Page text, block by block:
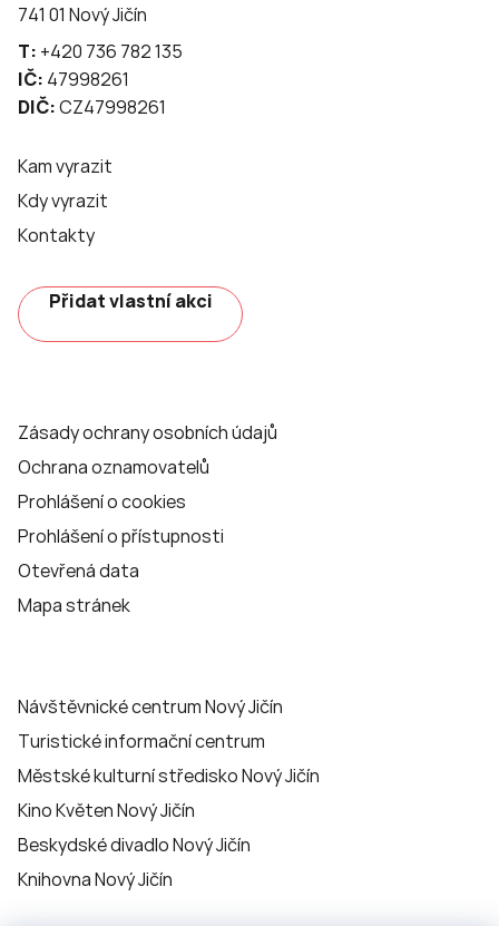
741 01 Nový Jičín
T: +420 736 782 135
IČ: 47998261
DIČ:CZ47998261
Kam vyrazit
Kdy vyrazit
Kontakty
Přidat vlastní akci
Zásady ochrany osobních údajů
Ochrana oznamovatelů
Prohlášení o cookies
Prohlášení o přístupnosti
Otevřená data
Mapa stránek
Návštěvnické centrum Nový Jičín
Turistické informační centrum
Městské kulturní středisko Nový Jičín
Kino Květen Nový Jičín
Beskydské divadlo Nový Jičín
Knihovna Nový Jičín